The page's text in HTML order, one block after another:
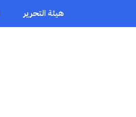
هيئة التحرير